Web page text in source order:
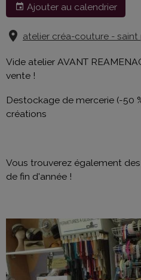
Ajouter au calendrier
atelier créa-couture - saint
Vide atelier AVANT
vente !
Destockage de mercerie (-50
créations
Vous trouverez également
de fin d'année !